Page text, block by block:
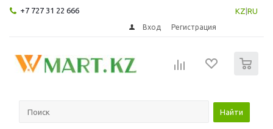
+7 727 31 22 666 KZ RU
Вход Регистрация
Найти